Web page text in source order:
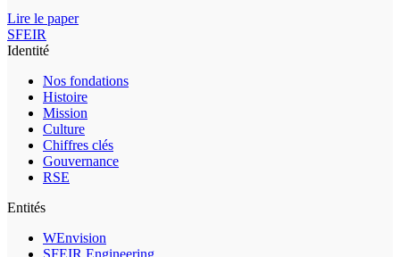
Lire le paper
SFEIR
Identité
Nos fondations
Histoire
Mission
Culture
Chiffres clés
Gouvernance
RSE
Entités
WEnvision